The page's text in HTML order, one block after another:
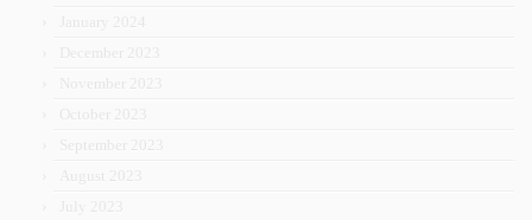
January 2024
December 2023
November 2023
October 2023
September 2023
August 2023
July 2023